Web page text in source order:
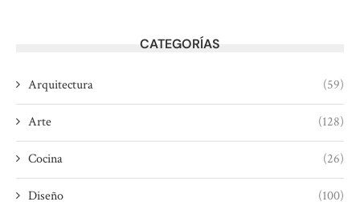
CATEGORÍAS
Arquitectura (59)
Arte (128)
Cocina (26)
Diseño (100)